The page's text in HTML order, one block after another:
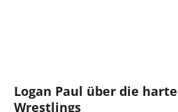
Logan Paul über die
Wrestlings